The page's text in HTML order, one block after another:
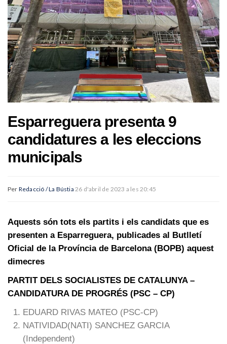
Esparreguera presenta 9
candidatures a les eleccions
municipals
Per Redacció / La Bústia 26 d'abril de 2023 a les 20:45
Aquests són tots els partits i els candidats que es
presenten a Esparreguera, publicades al Butlletí
Oficial de la Província de Barcelona (BOPB) aquest
dimecres
PARTIT DELS SOCIALISTES DE CATALUNYA –
CANDIDATURA DE PROGRÉS (PSC – CP)
EDUARD RIVAS MATEO (PSC-CP)
NATIVIDAD(NATI) SANCHEZ GARCIA
(Independent)